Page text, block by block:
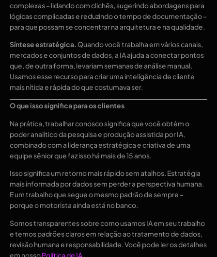
complexas – lidando com clichês, sugerindo abordagens para
lógicas complicadas e reduzindo o tempo de documentação –
para que possam se concentrar na arquitetura e na qualidade.
Síntese estratégica. Quando você trabalha em vários canais,
mercados e conjuntos de dados, a IA ajuda a conectar pontos
que, de outra forma, levariam semanas de análise manual.
Usamos esse recurso para criar uma inteligência de cliente
mais nítida e rápida do que costumava ser.
O que isso significa para os clientes
Na prática, trabalhar conosco significa que você obtém o
poder analítico da pesquisa e produção assistida por IA,
combinado com a liderança estratégica e criativa de uma
equipe sênior que faz isso há mais de 15 anos.
Isso significa um retorno mais rápido sem atalhos. Estratégia
mais informada por dados sem perder a perspectiva humana.
E um trabalho que segue o mesmo padrão de sempre –
porque o motorista ainda está no banco.
Somos transparentes sobre como usamos IA em seu trabalho
e temos padrões claros em relação ao tratamento de dados,
revisão humana e responsabilidade. Você pode ler os detalhes
em nossoPolítica de IA